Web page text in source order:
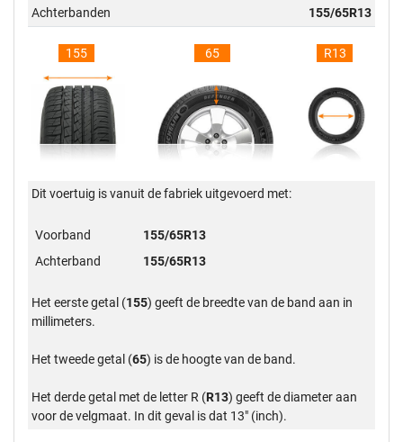
Achterbanden 155/65R13
155 65 R13
Dit voertuig is vanuit de fabriek uitgevoerd met:
Voorband
155/65R13
Achterband
155/65R13
Het eerste getal (155) geeft de breedte van de band aan in
millimeters.
Het tweede getal (65) is de hoogte van de band.
Het derde getal met de letter R (R13) geeft de diameter aan
voor de velgmaat. In dit geval is dat 13" (inch).